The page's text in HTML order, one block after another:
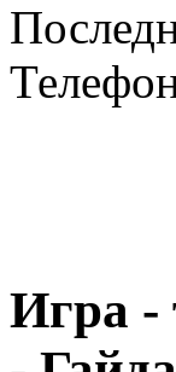
Игра -